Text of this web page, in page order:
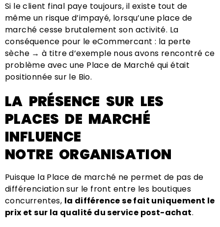
Si le client final paye toujours, il existe tout de
même un risque d’impayé, lorsqu’une place de
marché cesse brutalement son activité. La
conséquence pour le eCommercant : la perte
sèche → à titre d’exemple nous avons rencontré ce
problème avec une Place de Marché qui était
positionnée sur le Bio.
LA PRÉSENCE SUR LES
PLACES DE MARCHÉ
INFLUENCE
NOTRE ORGANISATION
Puisque la Place de marché ne permet de pas de
différenciation sur le front entre les boutiques
concurrentes, la différence se fait uniquement le
prix et sur la qualité du service post-achat.